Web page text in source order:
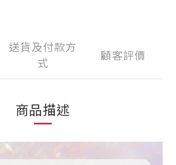
送貨及付款方
式
顧客評價
商品描述